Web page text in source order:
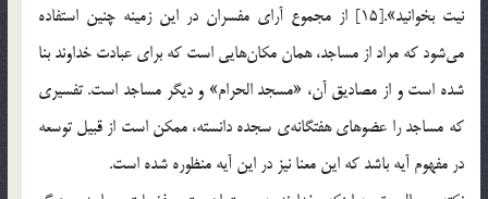
نيت بخوانيد».[15] از مجموع آراي مفسران در اين زمينه چنين استفاده
مي‌شود كه مراد از مساجد، همان مكان‌هايي است كه براي عبادت خداوند بنا
شده است و از مصاديق آن، «مسجد الحرام» و ديگر مساجد است. تفسيري
كه مساجد را عضوهاي هفتگانه‎ي سجده دانسته، ممكن است از قبيل توسعه
در مفهوم آيه باشد كه اين معنا نيز در اين آيه منظوره شده است.